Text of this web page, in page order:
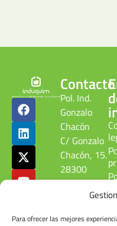
Para ofrecer las mejores
Contacto
Pol. Ind.
Gonzalo
Chacón
C/ Gonzalo
Chacón, 15.
28300
Aranjuez.
Madrid.